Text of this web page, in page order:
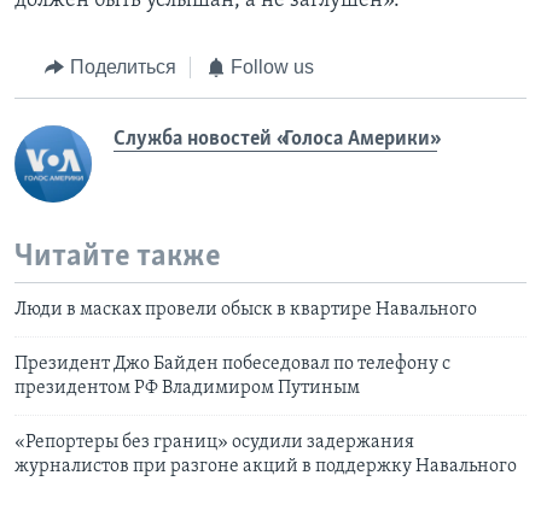
Поделиться Follow us
Служба новостей «Голоса Америки»
Читайте также
Люди в масках провели обыск в квартире Навального
Президент Джо Байден побеседовал по телефону с
президентом РФ Владимиром Путиным
«Репортеры без границ» осудили задержания
журналистов при разгоне акций в поддержку Навального